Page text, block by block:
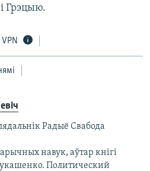
Грэцыю.
VPN
Радыё Свабода
навук, аўтар кнігі
Политический